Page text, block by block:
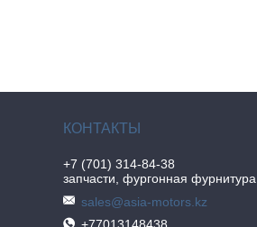
+7 (701) 314-84-38
запчасти, фургонная фурнитура
sales@asia-motors.kz